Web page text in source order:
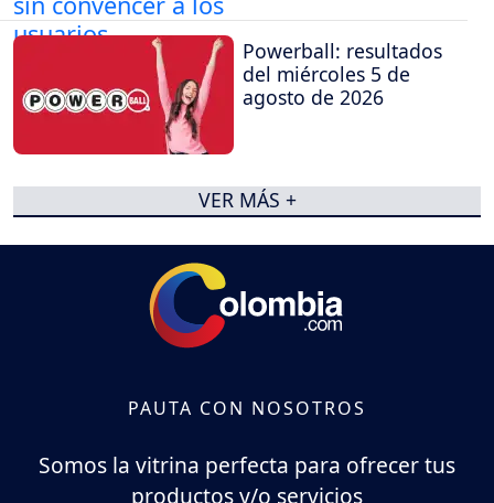
Powerball: resultados
del miércoles 5 de
agosto de 2026
VER MÁS +
PAUTA CON NOSOTROS
Somos la vitrina perfecta para ofrecer tus
productos y/o servicios